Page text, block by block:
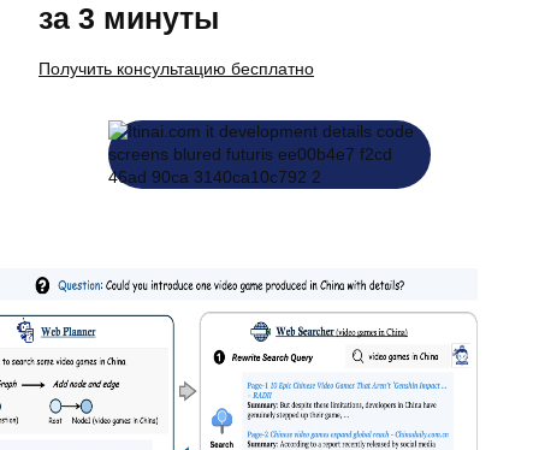
за 3 минуты
Получить консультацию бесплатно